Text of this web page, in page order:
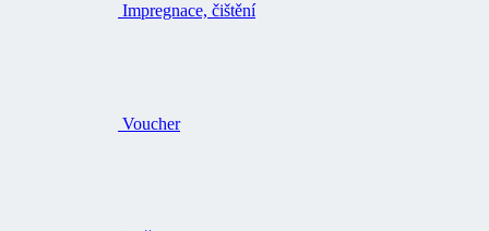
Impregnace, čištění
Voucher